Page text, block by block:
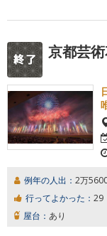
京都芸
例年の人出： 2万
行ってよかった： 29
屋台： あり